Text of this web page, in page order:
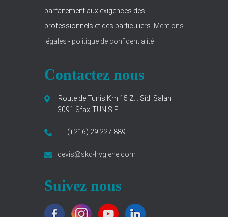
parfaitement aux exigences des
professionnels et des particuliers. Mentions
légales -politique de confidentialité
Contactez nous
Route de Tunis Km 15 Z.I. Sidi Salah
3091 Sfax-TUNISIE
(+216) 29 227 889
devis@skd-hygiene.com
Suivez nous